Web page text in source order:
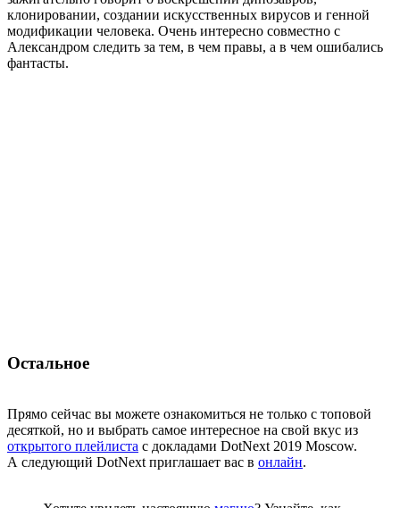
клонировании, создании искусственных вирусов и генной
модификации человека. Очень интересно совместно с
Александром следить за тем, в чем правы, а в чем ошибались
фантасты.
Остальное
Прямо сейчас вы можете ознакомиться не только с топовой
десяткой, но и выбрать самое интересное на свой вкус из
открытого плейлиста с докладами DotNext 2019 Moscow.
А следующий DotNext приглашает вас в онлайн.